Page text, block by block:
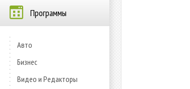
Программы
Авто
Бизнес
Видео и Редакторы